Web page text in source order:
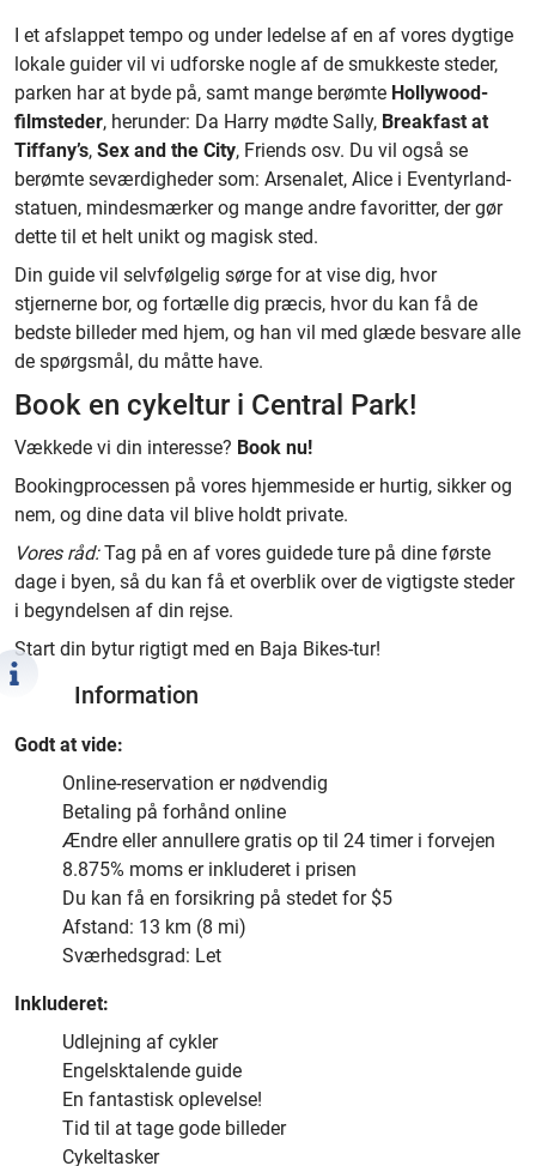
I et afslappet tempo og under ledelse af en af vores dygtige
lokale guider vil vi udforske nogle af de smukkeste steder,
parken har at byde på, samt mange berømte Hollywood-
filmsteder, herunder: Da Harry mødte Sally, Breakfast at
Tiffany’s, Sex and the City, Friends osv. Du vil også se
berømte seværdigheder som: Arsenalet, Alice i Eventyrland-
statuen, mindesmærker og mange andre favoritter, der gør
dette til et helt unikt og magisk sted.
Din guide vil selvfølgelig sørge for at vise dig, hvor
stjernerne bor, og fortælle dig præcis, hvor du kan få de
bedste billeder med hjem, og han vil med glæde besvare alle
de spørgsmål, du måtte have.
Book en cykeltur i Central Park!
Vækkede vi din interesse? Book nu!
Bookingprocessen på vores hjemmeside er hurtig, sikker og
nem, og dine data vil blive holdt private.
Vores råd:Tag på en af vores guidede ture på dine første
dage i byen, så du kan få et overblik over de vigtigste steder
i begyndelsen af din rejse.
Start din bytur rigtigt med en Baja Bikes-tur!
Information
Godt at vide:
Online-reservation er nødvendig
Betaling på forhånd online
Ændre eller annullere gratis op til 24 timer i forvejen
8.875% moms er inkluderet i prisen
Du kan få en forsikring på stedet for $5
Afstand: 13 km (8 mi)
Sværhedsgrad: Let
Inkluderet:
Udlejning af cykler
Engelsktalende guide
En fantastisk oplevelse!
Tid til at tage gode billeder
Cykeltasker